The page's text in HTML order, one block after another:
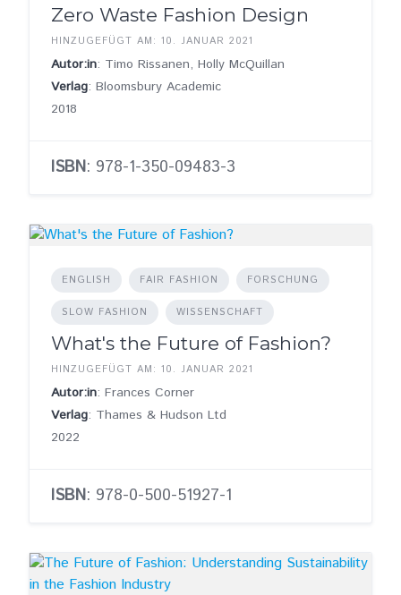
Zero Waste Fashion Design
HINZUGEFÜGT AM: 10. JANUAR 2021
Autor:in: Timo Rissanen, Holly McQuillan
Verlag: Bloomsbury Academic
2018
ISBN: 978-1-350-09483-3
ENGLISH FAIR FASHION FORSCHUNG
SLOW FASHION WISSENSCHAFT
What's the Future of Fashion?
HINZUGEFÜGT AM: 10. JANUAR 2021
Autor:in: Frances Corner
Verlag: Thames & Hudson Ltd
2022
ISBN: 978-0-500-51927-1